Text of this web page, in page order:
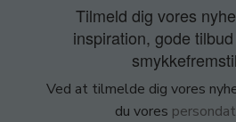
Tilmeld dig vores
inspiration, gode
Ved at tilmelde dig vores
du vores